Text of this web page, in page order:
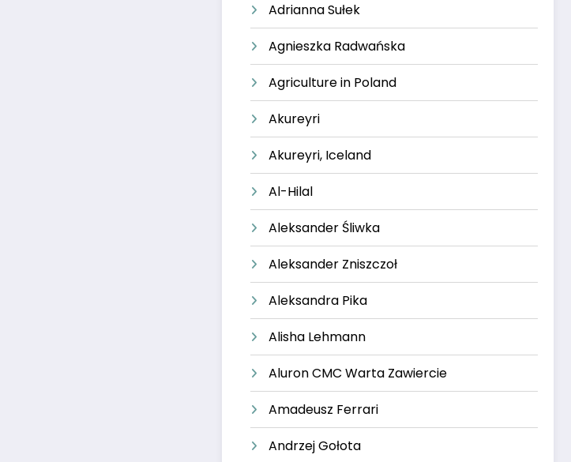
Adrianna Sułek
Agnieszka Radwańska
Agriculture in Poland
Akureyri
Akureyri, Iceland
Al-Hilal
Aleksander Śliwka
Aleksander Zniszczoł
Aleksandra Pika
Alisha Lehmann
Aluron CMC Warta Zawiercie
Amadeusz Ferrari
Andrzej Gołota